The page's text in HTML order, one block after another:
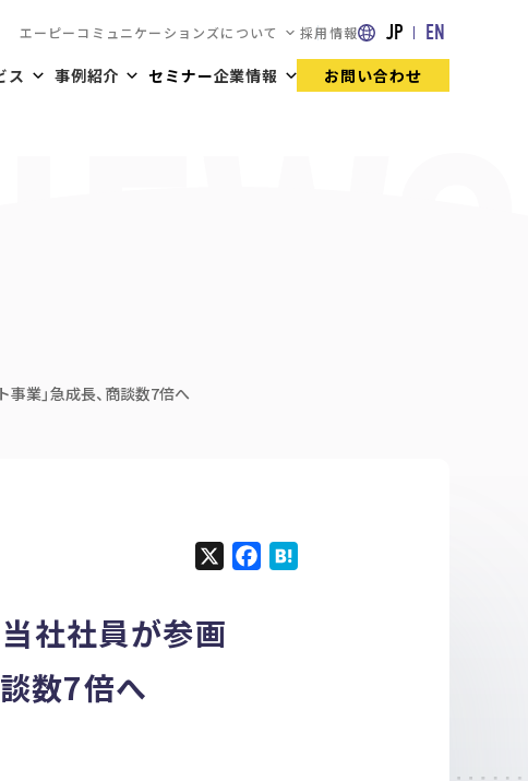
エーピーコミュニケーションズについて 採用情報 JP EN
ス 事例紹介 セミナー企業情報 お問い合わせ
業」急成長、商談数7倍へ
社社員が参画
数7倍へ
X F
a